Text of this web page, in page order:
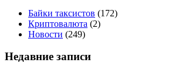
Байки таксистов (172)
Криптовалюта (2)
Новости (249)
Недавние записи